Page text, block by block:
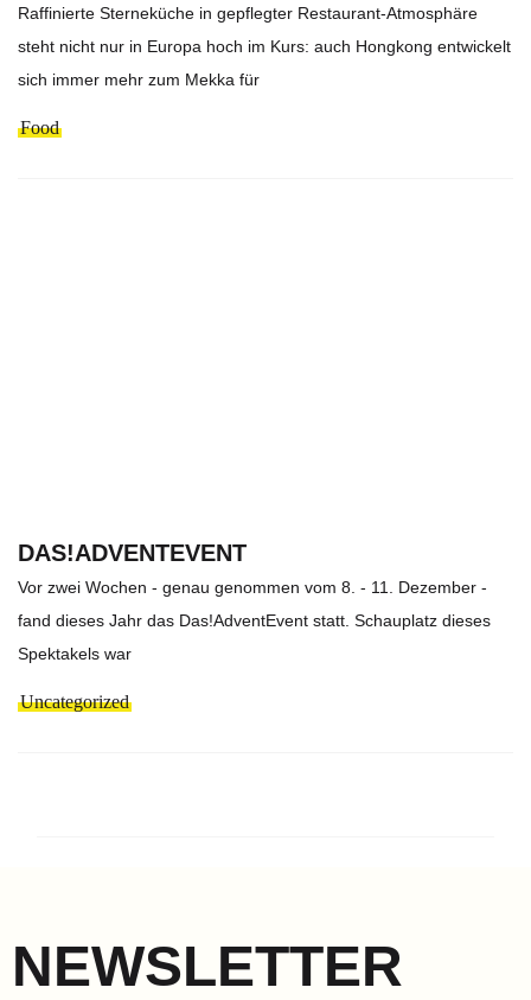
Raffinierte Sterneküche in gepflegter Restaurant-Atmosphäre
steht nicht nur in Europa hoch im Kurs: auch Hongkong entwickelt
sich immer mehr zum Mekka für
Food
DAS!ADVENTEVENT
Vor zwei Wochen - genau genommen vom 8. - 11. Dezember -
fand dieses Jahr das Das!AdventEvent statt. Schauplatz dieses
Spektakels war
Uncategorized
NEWSLETTER